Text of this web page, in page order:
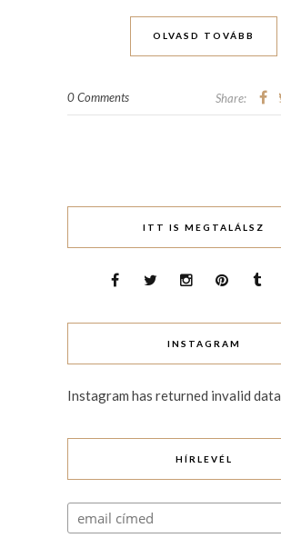
OLVASD TOVÁBB
0 Comments Share:
ITT IS MEGTALÁLSZ
INSTAGRAM
Instagram has returned invalid data.
HÍRLEVÉL